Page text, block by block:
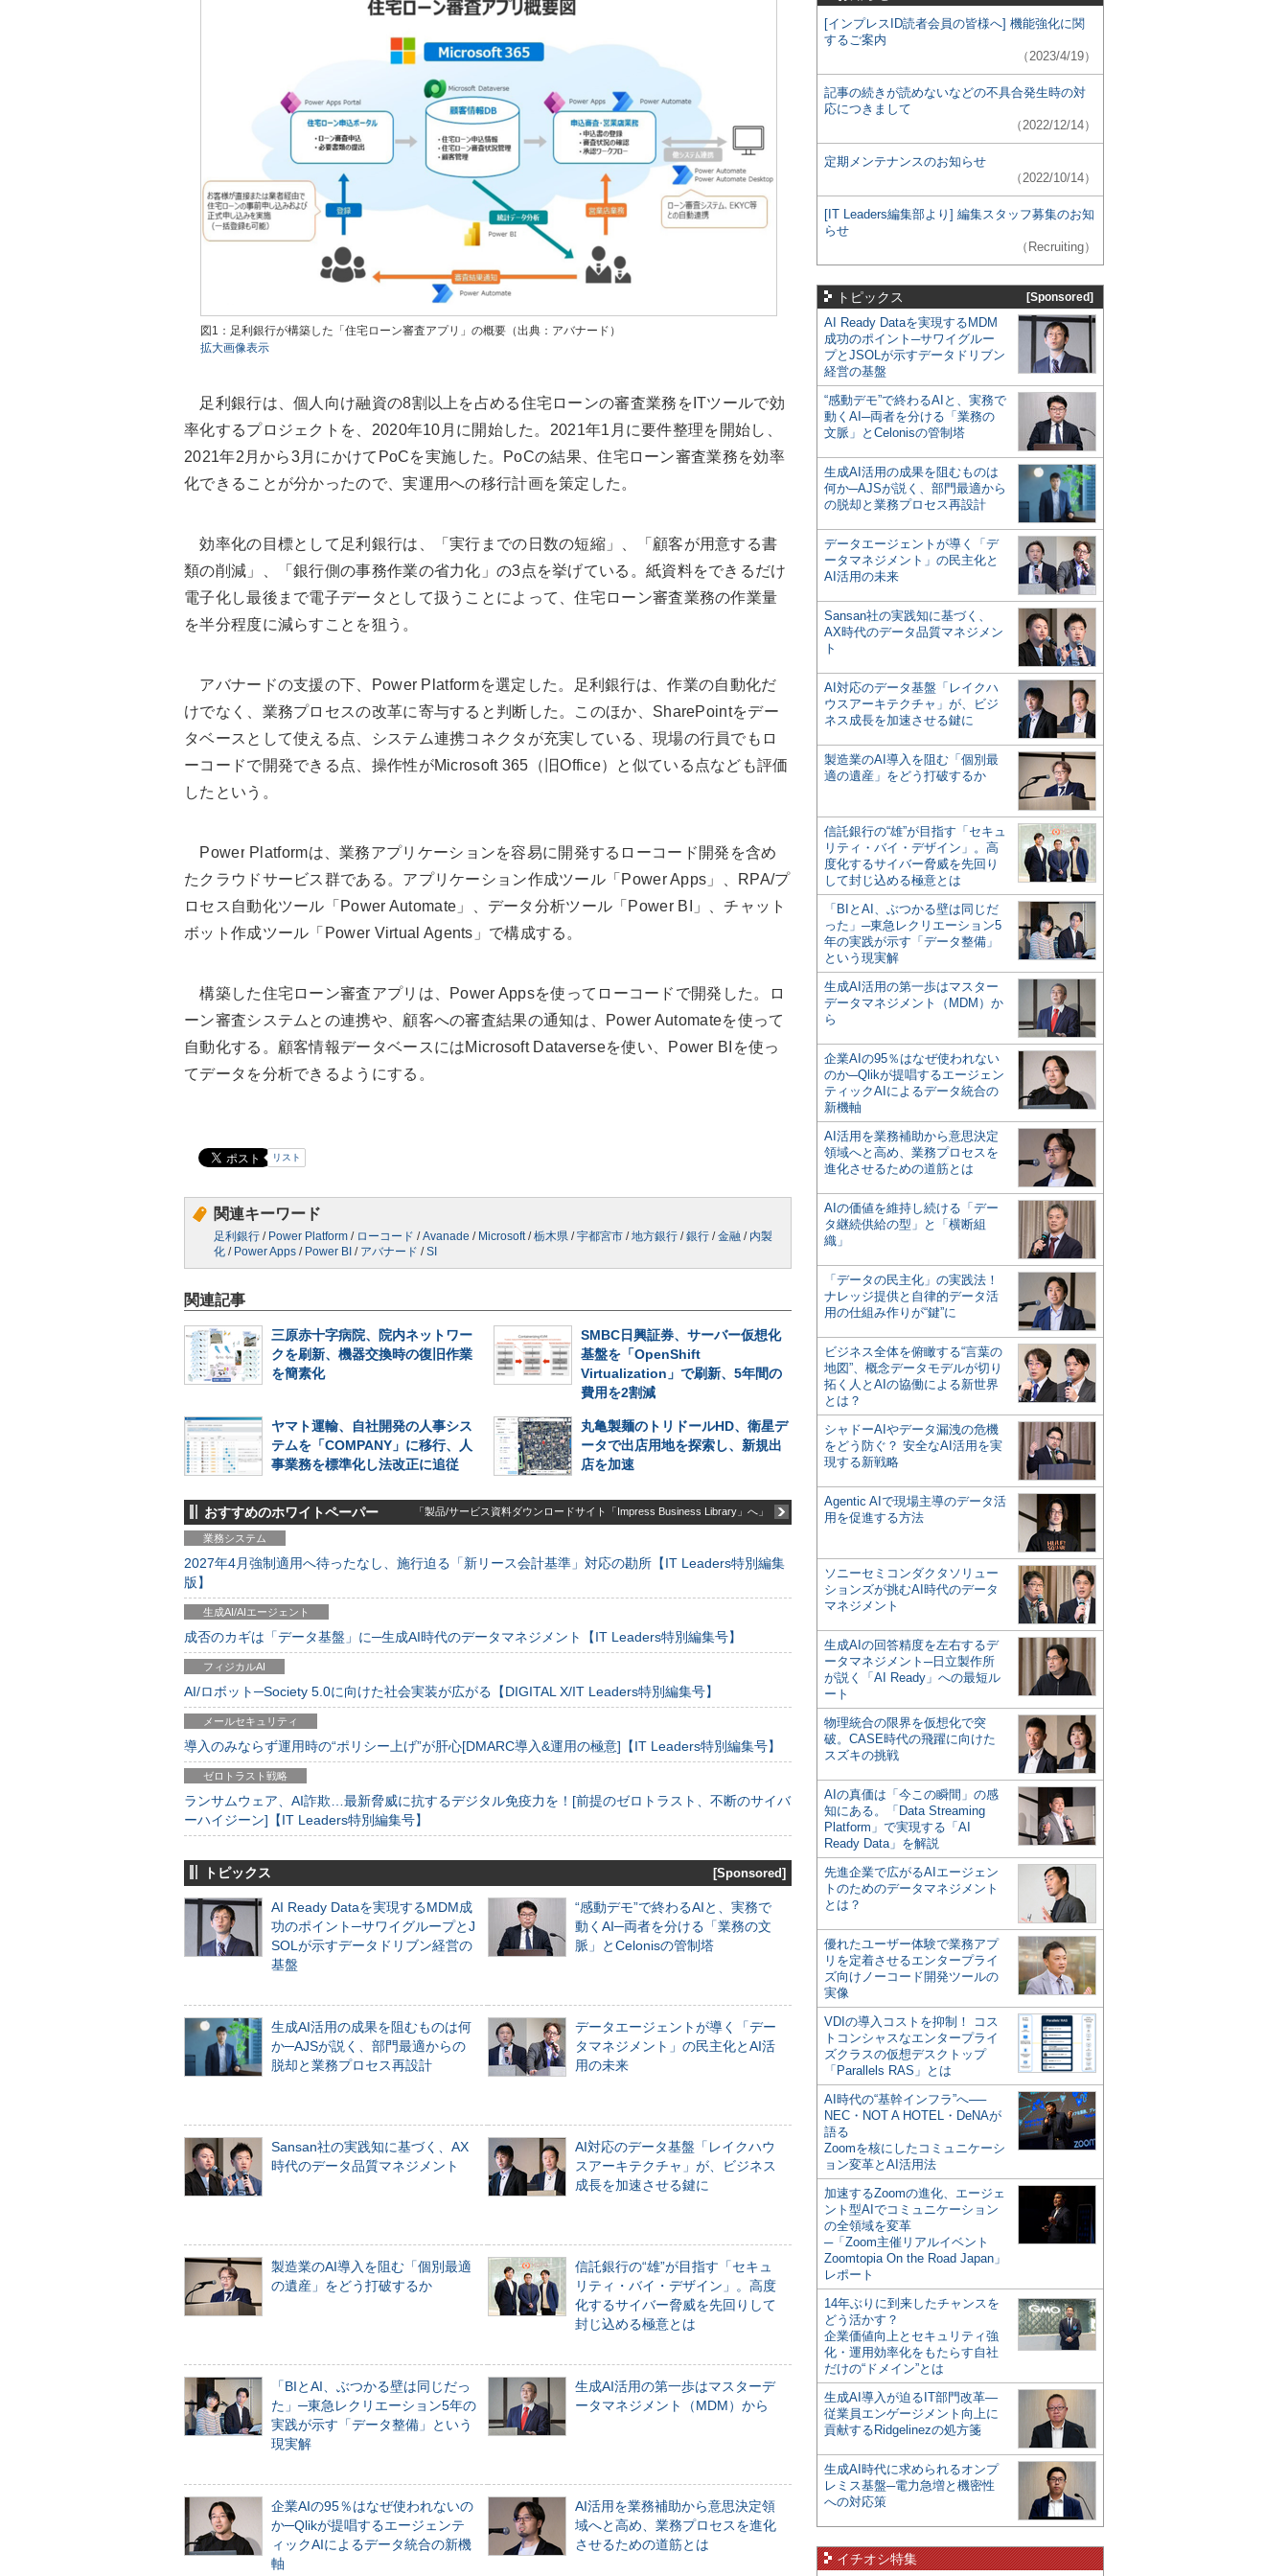
図1：足利銀行が構築した「住宅ローン審査アプリ」の概要（出典：アバナード）
拡大画像表示
足利銀行は、個人向け融資の8割以上を占める住宅ローンの審査業務をITツールで効
率化するプロジェクトを、2020年10月に開始した。2021年1月に要件整理を開始し、
2021年2月から3月にかけてPoCを実施した。PoCの結果、住宅ローン審査業務を効率
化できることが分かったので、実運用への移行計画を策定した。
効率化の目標として足利銀行は、「実行までの日数の短縮」、「顧客が用意する書
類の削減」、「銀行側の事務作業の省力化」の3点を挙げている。紙資料をできるだけ
電子化し最後まで電子データとして扱うことによって、住宅ローン審査業務の作業量
を半分程度に減らすことを狙う。
アバナードの支援の下、Power Platformを選定した。足利銀行は、作業の自動化だ
けでなく、業務プロセスの改革に寄与すると判断した。このほか、SharePointをデー
タベースとして使える点、システム連携コネクタが充実している、現場の行員でもロ
ーコードで開発できる点、操作性がMicrosoft 365（旧Office）と似ている点なども評価
したという。
Power Platformは、業務アプリケーションを容易に開発するローコード開発を含め
たクラウドサービス群である。アプリケーション作成ツール「Power Apps」、RPA/プ
ロセス自動化ツール「Power Automate」、データ分析ツール「Power BI」、チャット
ボット作成ツール「Power Virtual Agents」で構成する。
構築した住宅ローン審査アプリは、Power Appsを使ってローコードで開発した。ロ
ーン審査システムとの連携や、顧客への審査結果の通知は、Power Automateを使って
自動化する。顧客情報データベースにはMicrosoft Dataverseを使い、Power BIを使っ
てデータを分析できるようにする。
リスト
関連キーワード
足利銀行 / Power Platform / ローコード /Avanade / Microsoft/栃木県 /宇都宮市 /地方銀行 /銀行 /金融 / 内製
化 / Power Apps / Power BI / アバナード /SI
関連記事
三原赤十字病院、院内ネットワー
クを刷新、機器交換時の復旧作業
を簡素化
SMBC日興証券、サーバー仮想化
基盤を「OpenShift
Virtualization」で刷新、5年間の
費用を2割減
ヤマト運輸、自社開発の人事シス
テムを「COMPANY」に移行、人
事業務を標準化し法改正に追従
丸亀製麺のトリドールHD、衛星デ
ータで出店用地を探索し、新規出
店を加速
おすすめのホワイトペーパー 「製品/サービス資料ダウンロードサイト「Impress Business Library」へ」
業務システム
2027年4月強制適用へ待ったなし、施行迫る「新リース会計基準」対応の勘所【IT Leaders特別編集
版】
生成AI/AIエージェント
成否のカギは「データ基盤」に─生成AI時代のデータマネジメント【IT Leaders特別編集号】
フィジカルAI
AI/ロボット─Society 5.0に向けた社会実装が広がる【DIGITAL X/IT Leaders特別編集号】
メールセキュリティ
導入のみならず運用時の“ポリシー上げ”が肝心[DMARC導入&運用の極意]【IT Leaders特別編集号】
ゼロトラスト戦略
ランサムウェア、AI詐欺…最新脅威に抗するデジタル免疫力を！[前提のゼロトラスト、不断のサイバ
ーハイジーン]【IT Leaders特別編集号】
トピックス [Sponsored]
AI Ready Dataを実現するMDM成
功のポイント─サワイグループとJ
SOLが示すデータドリブン経営の
基盤
“感動デモ”で終わるAIと、実務で
動くAI─両者を分ける「業務の文
脈」とCelonisの管制塔
生成AI活用の成果を阻むものは何
か─AJSが説く、部門最適からの
脱却と業務プロセス再設計
データエージェントが導く「デー
タマネジメント」の民主化とAI活
用の未来
Sansan社の実践知に基づく、AX
時代のデータ品質マネジメント
AI対応のデータ基盤「レイクハウ
スアーキテクチャ」が、ビジネス
成長を加速させる鍵に
製造業のAI導入を阻む「個別最適
の遺産」をどう打破するか
信託銀行の“雄”が目指す「セキュ
リティ・バイ・デザイン」。高度
化するサイバー脅威を先回りして
封じ込める極意とは
「BIとAI、ぶつかる壁は同じだっ
た」─東急レクリエーション5年の
実践が示す「データ整備」という
現実解
生成AI活用の第一歩はマスターデ
ータマネジメント（MDM）から
企業AIの95％はなぜ使われないの
か─Qlikが提唱するエージェンテ
ィックAIによるデータ統合の新機
軸
AI活用を業務補助から意思決定領
域へと高め、業務プロセスを進化
させるための道筋とは
[インプレスID読者会員の皆様へ] 機能強化に関
するご案内
（2023/4/19）
記事の続きが読めないなどの不具合発生時の対
応につきまして
（2022/12/14）
定期メンテナンスのお知らせ
（2022/10/14）
[IT Leaders編集部より] 編集スタッフ募集のお知
らせ
（Recruiting）
トピックス [Sponsored]
AI Ready Dataを実現するMDM
成功のポイント─サワイグルー
プとJSOLが示すデータドリブン
経営の基盤
“感動デモ”で終わるAIと、実務で
動くAI─両者を分ける「業務の
文脈」とCelonisの管制塔
生成AI活用の成果を阻むものは
何か─AJSが説く、部門最適から
の脱却と業務プロセス再設計
データエージェントが導く「デ
ータマネジメント」の民主化と
AI活用の未来
Sansan社の実践知に基づく、
AX時代のデータ品質マネジメン
ト
AI対応のデータ基盤「レイクハ
ウスアーキテクチャ」が、ビジ
ネス成長を加速させる鍵に
製造業のAI導入を阻む「個別最
適の遺産」をどう打破するか
信託銀行の“雄”が目指す「セキュ
リティ・バイ・デザイン」。高
度化するサイバー脅威を先回り
して封じ込める極意とは
「BIとAI、ぶつかる壁は同じだ
った」─東急レクリエーション5
年の実践が示す「データ整備」
という現実解
生成AI活用の第一歩はマスター
データマネジメント（MDM）か
ら
企業AIの95％はなぜ使われない
のか─Qlikが提唱するエージェン
ティックAIによるデータ統合の
新機軸
AI活用を業務補助から意思決定
領域へと高め、業務プロセスを
進化させるための道筋とは
AIの価値を維持し続ける「デー
タ継続供給の型」と「横断組
織」
「データの民主化」の実践法！
ナレッジ提供と自律的データ活
用の仕組み作りが“鍵”に
ビジネス全体を俯瞰する“言葉の
地図”、概念データモデルが切り
拓く人とAIの協働による新世界
とは？
シャドーAIやデータ漏洩の危機
をどう防ぐ？ 安全なAI活用を実
現する新戦略
Agentic AIで現場主導のデータ活
用を促進する方法
ソニーセミコンダクタソリュー
ションズが挑むAI時代のデータ
マネジメント
生成AIの回答精度を左右するデ
ータマネジメント─日立製作所
が説く「AI Ready」への最短ル
ート
物理統合の限界を仮想化で突
破。CASE時代の飛躍に向けた
スズキの挑戦
AIの真価は「今この瞬間」の感
知にある。「Data Streaming
Platform」で実現する「AI
Ready Data」を解説
先進企業で広がるAIエージェン
トのためのデータマネジメント
とは？
優れたユーザー体験で業務アプ
リを定着させるエンタープライ
ズ向けノーコード開発ツールの
実像
VDIの導入コストを抑制！ コス
トコンシャスなエンタープライ
ズクラスの仮想デスクトップ
「Parallels RAS」とは
AI時代の“基幹インフラ”へ──
NEC・NOT A HOTEL・DeNAが
語る
Zoomを核にしたコミュニケーシ
ョン変革とAI活用法
加速するZoomの進化、エージェ
ント型AIでコミュニケーション
の全領域を変革
─「Zoom主催リアルイベント
Zoomtopia On the Road Japan」
レポート
14年ぶりに到来したチャンスを
どう活かす？
企業価値向上とセキュリティ強
化・運用効率化をもたらす自社
だけの“ドメイン”とは
生成AI導入が迫るIT部門改革―
従業員エンゲージメント向上に
貢献するRidgelinezの処方箋
生成AI時代に求められるオンプ
レミス基盤─電力急増と機密性
への対応策
イチオシ特集